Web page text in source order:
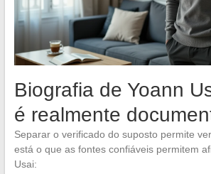
Biografia de Yoann
é realmente
Separar o verificado do suposto permite
está o que as fontes confiáveis permitem
Usai: